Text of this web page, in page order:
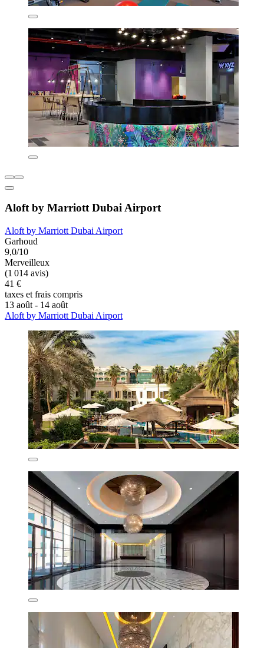
Aloft by Marriott Dubai Airport
Aloft by Marriott Dubai Airport
Garhoud
9,0/10
Merveilleux
(1 014 avis)
41 €
taxes et frais compris
13 août - 14 août
Aloft by Marriott Dubai Airport